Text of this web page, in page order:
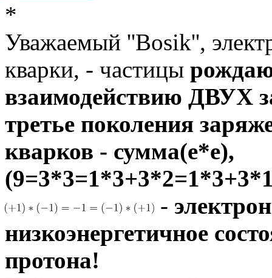
*
Уважаемый ''Bosik'',
кварки, - частицы
взаимодействию ДВУХ
третье поколения
кварков - сумма(e*e),
-
низкоэнергетичное
протона!